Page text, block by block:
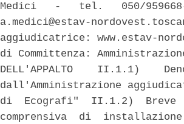
Medici   -   tel.   050/
a.medici@estav-
aggiudicatrice: www.estav-
di Committenza:
DELL'APPALTO    II.1.1)
dall'Amministrazione
di  Ecografi"  II.1.2)  Breve
comprensiva  di